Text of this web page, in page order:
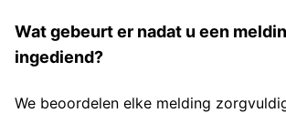
Wat gebeurt er nadat u een
ingediend?
We beoordelen elke melding